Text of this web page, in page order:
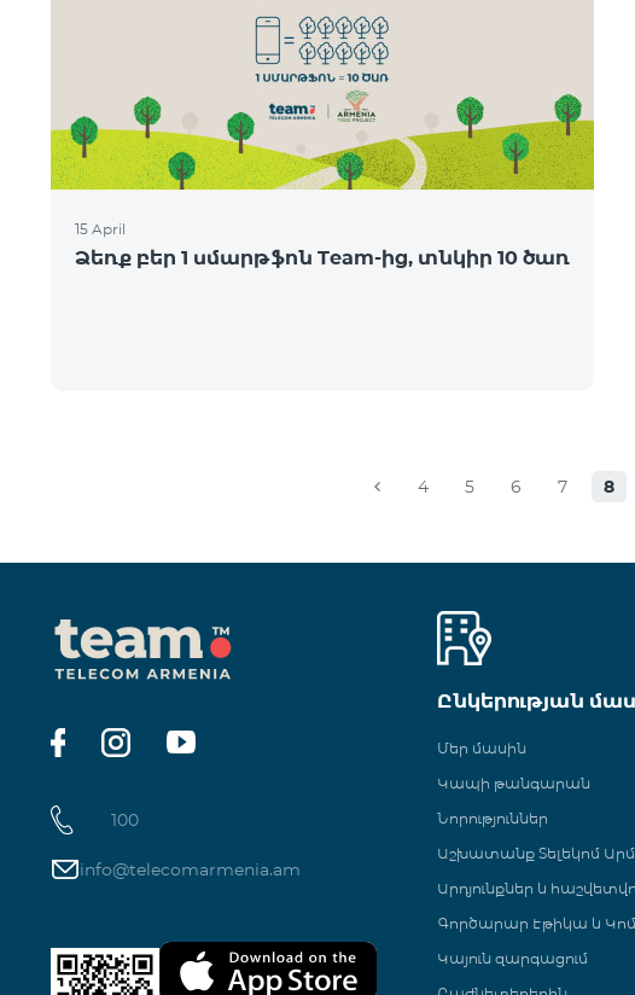
15 April
Ձեռք բեր 1 սմարթֆոն Team-ից, տնկիր 10 ծառ
4 5 6 7 8
100
info@telecomarmenia.am
Ընկերության
Մեր մասին
Կապի թանգարան
Նորություններ
Աշխատանք Տելեկոմ
Արդյունքներ և
Գործարար Էթիկա և
Կայուն զարգացում